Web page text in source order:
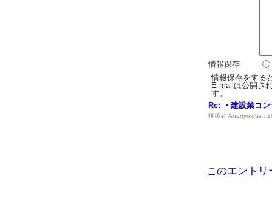
情報保存
情報保存をする
E-mailは公開さ
す。
Re: ・建設業コ
投稿者 Anonymous :
このエント